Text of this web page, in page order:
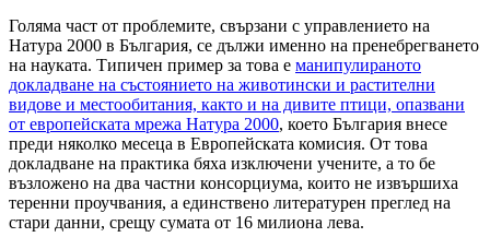
Голяма част от проблемите, свързани с управлението на
Натура 2000 в България, се дължи именно на пренебрегването
на науката. Типичен пример за това е манипулираното
докладване на състоянието на животински и растителни
видове и местообитания, както и на дивите птици, опазвани
от европейската мрежа Натура 2000, което България внесе
преди няколко месеца в Европейската комисия. От това
докладване на практика бяха изключени учените, а то бе
възложено на два частни консорциума, които не извършиха
теренни проучвания, а единствено литературен преглед на
стари данни, срещу сумата от 16 милиона лева.